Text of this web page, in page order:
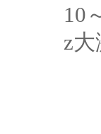
10
z